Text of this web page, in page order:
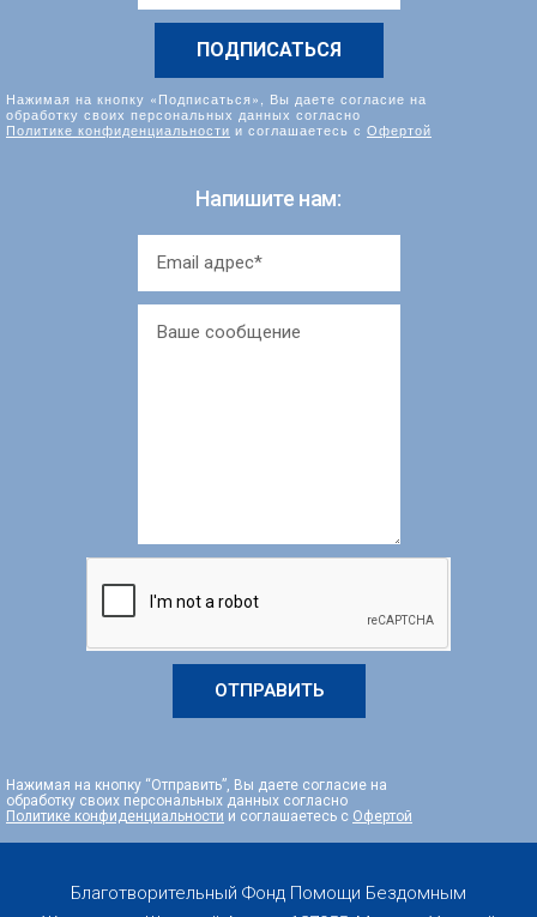
Нажимая на кнопку «Подписаться», Вы даете согласие на
обработку своих персональных данных согласно
Политике конфиденциальности и соглашаетесь с Офертой
Напишите нам:
ОТПРАВИТЬ
Нажимая на кнопку “Отправить”, Вы даете согласие на
обработку своих персональных данных согласно
Политике конфиденциальности и соглашаетесь с Офертой
Благотворительный Фонд Помощи Бездомным